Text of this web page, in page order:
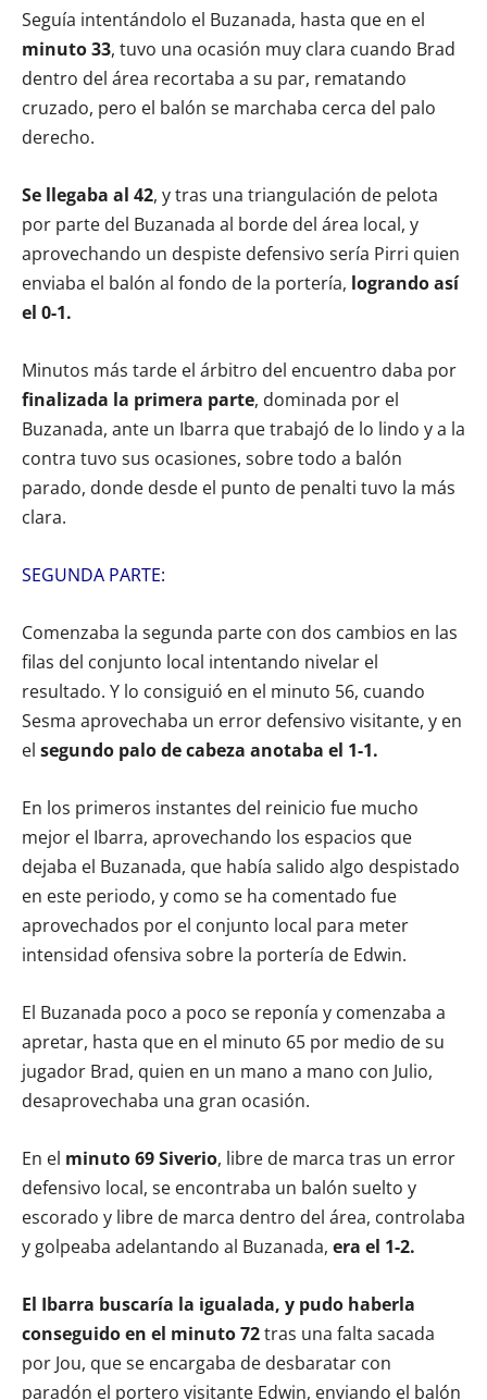
Seguía intentándolo el Buzanada, hasta que en el
minuto 33, tuvo una ocasión muy clara cuando Brad
dentro del área recortaba a su par, rematando
cruzado, pero el balón se marchaba cerca del palo
derecho.
Se llegaba al 42, y tras una triangulación de pelota
por parte del Buzanada al borde del área local, y
aprovechando un despiste defensivo sería Pirri quien
enviaba el balón al fondo de la portería, logrando así
el 0-1.
Minutos más tarde el árbitro del encuentro daba por
finalizada la primera parte, dominada por el
Buzanada, ante un Ibarra que trabajó de lo lindo y a la
contra tuvo sus ocasiones, sobre todo a balón
parado, donde desde el punto de penalti tuvo la más
clara.
SEGUNDA PARTE:
Comenzaba la segunda parte con dos cambios en las
filas del conjunto local intentando nivelar el
resultado. Y lo consiguió en el minuto 56, cuando
Sesma aprovechaba un error defensivo visitante, y en
el segundo palo de cabeza anotaba el 1-1.
En los primeros instantes del reinicio fue mucho
mejor el Ibarra, aprovechando los espacios que
dejaba el Buzanada, que había salido algo despistado
en este periodo, y como se ha comentado fue
aprovechados por el conjunto local para meter
intensidad ofensiva sobre la portería de Edwin.
El Buzanada poco a poco se reponía y comenzaba a
apretar, hasta que en el minuto 65 por medio de su
jugador Brad, quien en un mano a mano con Julio,
desaprovechaba una gran ocasión.
En el minuto 69 Siverio, libre de marca tras un error
defensivo local, se encontraba un balón suelto y
escorado y libre de marca dentro del área, controlaba
y golpeaba adelantando al Buzanada, era el 1-2.
El Ibarra buscaría la igualada, y pudo haberla
conseguido en el minuto 72tras una falta sacada
por Jou, que se encargaba de desbaratar con
paradón el portero visitante Edwin, enviando el balón